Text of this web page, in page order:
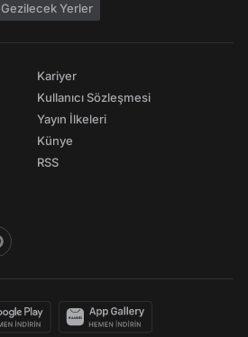
Gezilecek Yerler
Kariyer
Kullanıcı Sözleşmesi
Yayın İlkeleri
Künye
RSS